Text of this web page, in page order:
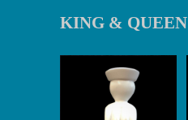
KING & QUEEN